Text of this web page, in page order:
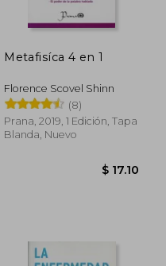
Rápido
Metafisíca 4 en 1
Florence Scovel Shinn
(8)
Prana, 2019, 1 Edición, Tapa
Blanda, Nuevo